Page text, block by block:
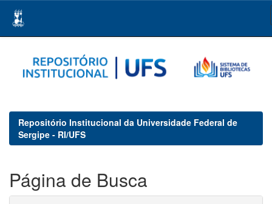
navigation
Repositório Institucional da Universidade Federal de
Sergipe - RI/UFS
Página de Busca